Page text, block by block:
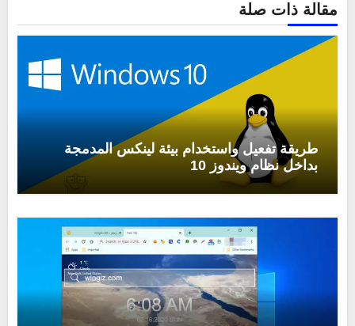
مقالة ذات صلة
طريقة تفعيل واستخدام بيئة لينكس المدمجة
بداخل نظام ويندوز 10